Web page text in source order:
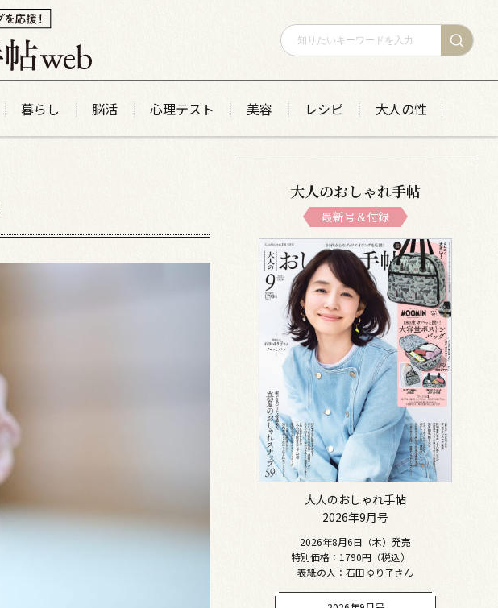
暮らし 脳活 心理テスト 美容 レシピ 大人の性
大人のおしゃれ手帖
最新号＆付録
大人のおしゃれ手帖
2026年9月号
2026年8月6日（木）発売
特別価格：1790円（税込）
表紙の人：石田ゆり子さん